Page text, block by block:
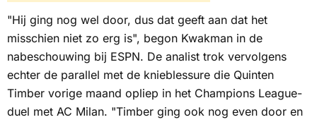
"Hij ging nog wel door, dus dat geeft aan dat het
misschien niet zo erg is", begon Kwakman in de
nabeschouwing bij ESPN. De analist trok vervolgens
echter de parallel met de knieblessure die Quinten
Timber vorige maand opliep in het Champions League-
duel met AC Milan. "Timber ging ook nog even door en